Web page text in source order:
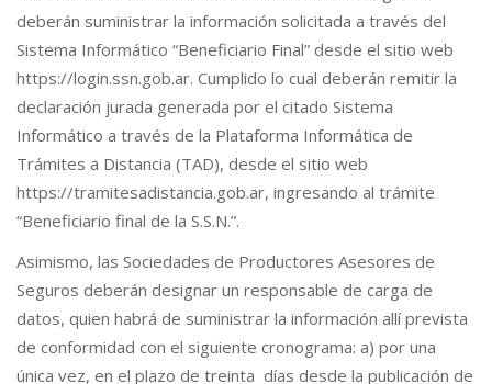
deberán suministrar la información solicitada a través del
Sistema Informático “Beneficiario Final” desde el sitio web
https://login.ssn.gob.ar. Cumplido lo cual deberán remitir la
declaración jurada generada por el citado Sistema
Informático a través de la Plataforma Informática de
Trámites a Distancia (TAD), desde el sitio web
https://tramitesadistancia.gob.ar, ingresando al trámite
“Beneficiario final de la S.S.N.”.
Asimismo, las Sociedades de Productores Asesores de
Seguros deberán designar un responsable de carga de
datos, quien habrá de suministrar la información allí prevista
de conformidad con el siguiente cronograma: a) por una
única vez, en el plazo de treinta días desde la publicación de